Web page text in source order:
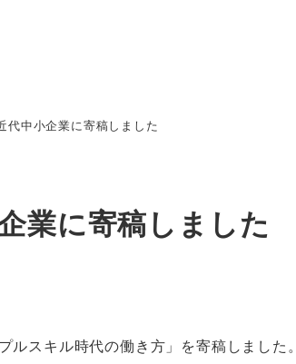
代中小企業に寄稿しました
業に寄稿しました
ルスキル時代の働き方」を寄稿しました。